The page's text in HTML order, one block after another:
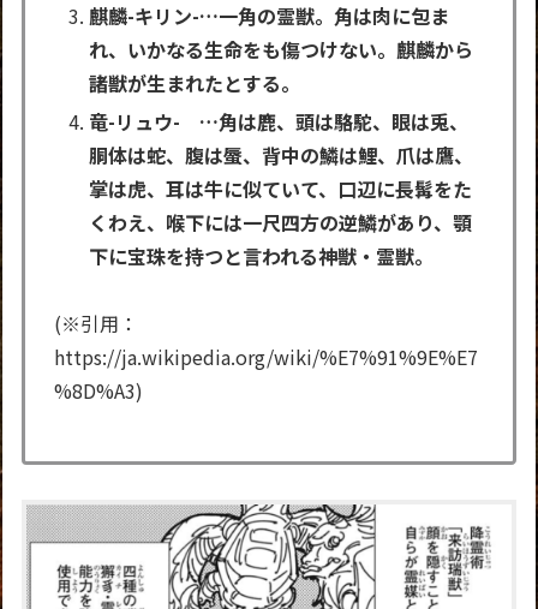
麒麟-キリン-…一角の霊獣。角は肉に包ま
れ、いかなる生命をも傷つけない。麒麟から
諸獣が生まれたとする。
竜-リュウ- …角は鹿、頭は駱駝、眼は兎、
胴体は蛇、腹は蜃、背中の鱗は鯉、爪は鷹、
掌は虎、耳は牛に似ていて、口辺に長髯をた
くわえ、喉下には一尺四方の逆鱗があり、顎
下に宝珠を持つと言われる神獣・霊獣。
(※引用：
https://ja.wikipedia.org/wiki/%E7%91%9E%E7
%8D%A3)